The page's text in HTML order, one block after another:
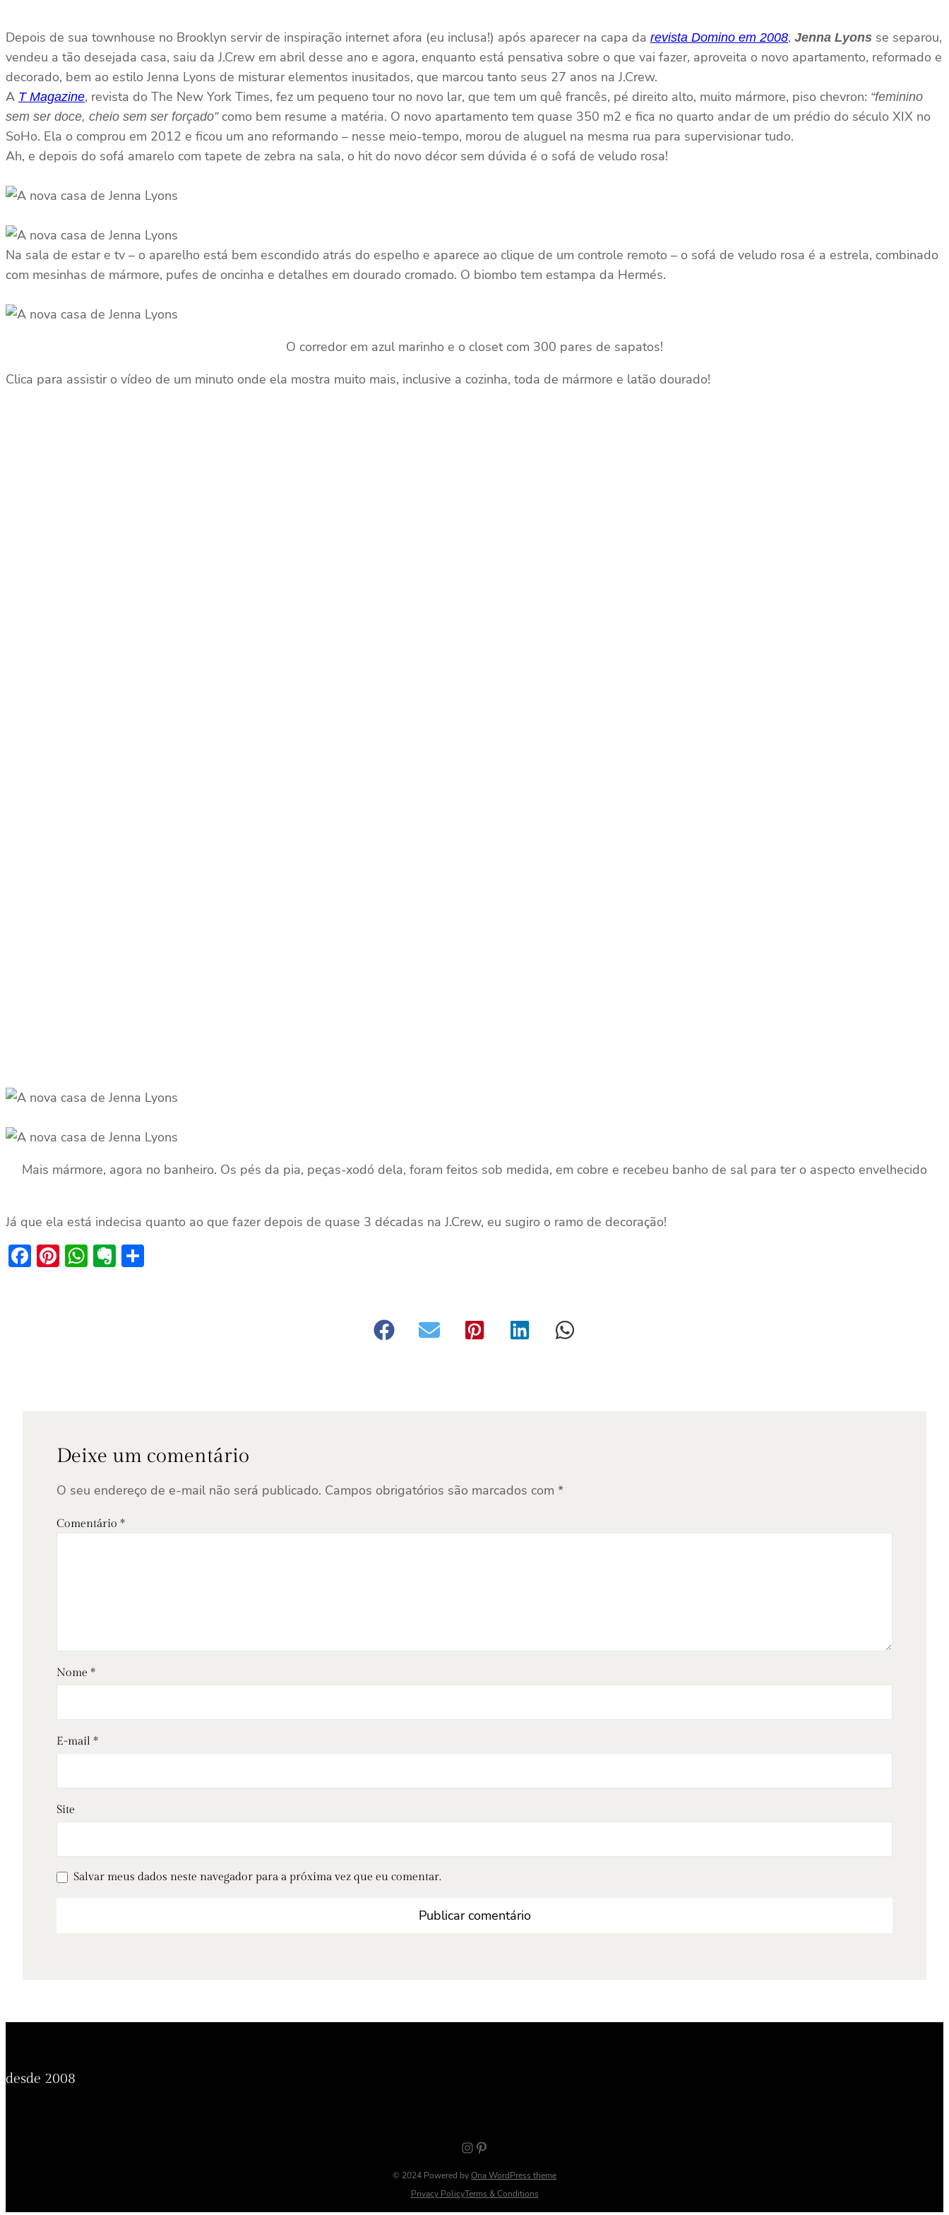
Depois de sua townhouse no Brooklyn servir de inspiração internet afora (eu inclusa!) após aparecer na capa da revista Domino em 2008, Jenna Lyons se separou,
vendeu a tão desejada casa, saiu da J.Crew em abril desse ano e agora, enquanto está pensativa sobre o que vai fazer, aproveita o novo apartamento, reformado e
decorado, bem ao estilo Jenna Lyons de misturar elementos inusitados, que marcou tanto seus 27 anos na J.Crew.
A T Magazine, revista do The New York Times, fez um pequeno tour no novo lar, que tem um quê francês, pé direito alto, muito mármore, piso chevron: “feminino
sem ser doce, cheio sem ser forçado” como bem resume a matéria. O novo apartamento tem quase 350 m2 e fica no quarto andar de um prédio do século XIX no
SoHo. Ela o comprou em 2012 e ficou um ano reformando – nesse meio-tempo, morou de aluguel na mesma rua para supervisionar tudo.
Ah, e depois do sofá amarelo com tapete de zebra na sala, o hit do novo décor sem dúvida é o sofá de veludo rosa!
Na sala de estar e tv – o aparelho está bem escondido atrás do espelho e aparece ao clique de um controle remoto – o sofá de veludo rosa é a estrela, combinado
com mesinhas de mármore, pufes de oncinha e detalhes em dourado cromado. O biombo tem estampa da Hermés.
O corredor em azul marinho e o closet com 300 pares de sapatos!
Clica para assistir o vídeo de um minuto onde ela mostra muito mais, inclusive a cozinha, toda de mármore e latão dourado!
Mais mármore, agora no banheiro. Os pés da pia, peças-xodó dela, foram feitos sob medida, em cobre e recebeu banho de sal para ter o aspecto envelhecido
Já que ela está indecisa quanto ao que fazer depois de quase 3 décadas na J.Crew, eu sugiro o ramo de decoração!
Facebook
Pinterest
WhatsApp
Evernote
Deixe um comentário
O seu endereço de e-mail não será publicado. Campos obrigatórios são marcados com *
Comentário *
Nome *
E-mail *
Site
Salvar meus dados neste navegador para a próxima vez que eu comentar.
desde 2008
Instagram Pinterest
© 2024 Powered byOna WordPress theme
Privacy PolicyTerms & Conditions